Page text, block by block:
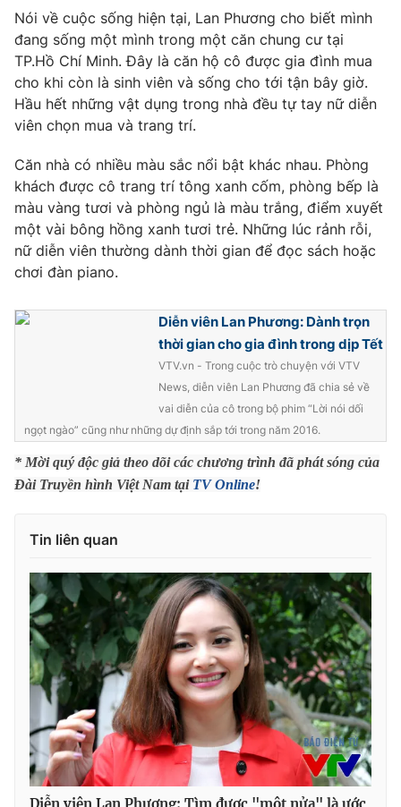
Phim VTV
Hậu trường
Nhân vật
Khán giả
Giải trí
Điện ảnh
Âm nhạc
Sao
Đời sống
Du lịch
Chất lượng cuộc sống
Giáo dục
Tuyển sinh
Học trực tuyến
Công nghệ
Hitech Công nghệ tương lai
Sản phẩm
Tư vấn
Giao lưu trực tuyến
Lịch phát sóng
Podcast
Photo Infographic
Video Shorts video
VTV Money
VTV Sức khoẻ Bất động sản
Thị trường 24h Tấm lòng Việt
VTV4 Vươn mình bằng AI
VTV9 VTV8
Liên hệ tòa soạn English
Nói về cuộc sống hiện tại, Lan Phương cho biết mình
đang sống một mình trong một căn chung cư tại
TP.Hồ Chí Minh. Đây là căn hộ cô được gia đình mua
cho khi còn là sinh viên và sống cho tới tận bây giờ.
Hầu hết những vật dụng trong nhà đều tự tay nữ diễn
viên chọn mua và trang trí.
Căn nhà có nhiều màu sắc nổi bật khác nhau. Phòng
khách được cô trang trí tông xanh cốm, phòng bếp là
màu vàng tươi và phòng ngủ là màu trắng, điểm xuyết
một vài bông hồng xanh tươi trẻ. Những lúc rảnh rỗi,
nữ diễn viên thường dành thời gian để đọc sách hoặc
chơi đàn piano.
Diễn viên Lan Phương: Dành trọn
thời gian cho gia đình trong dịp Tết
VTV.vn - Trong cuộc trò chuyện với VTV
News, diễn viên Lan Phương đã chia sẻ về
vai diễn của cô trong bộ phim “Lời nói dối
ngọt ngào” cũng như những dự định sắp tới trong năm 2016.
* Mời quý độc giả theo dõi các chương trình đã phát sóng của
Đài Truyền hình Việt Nam tại TV Online!
Tin liên quan